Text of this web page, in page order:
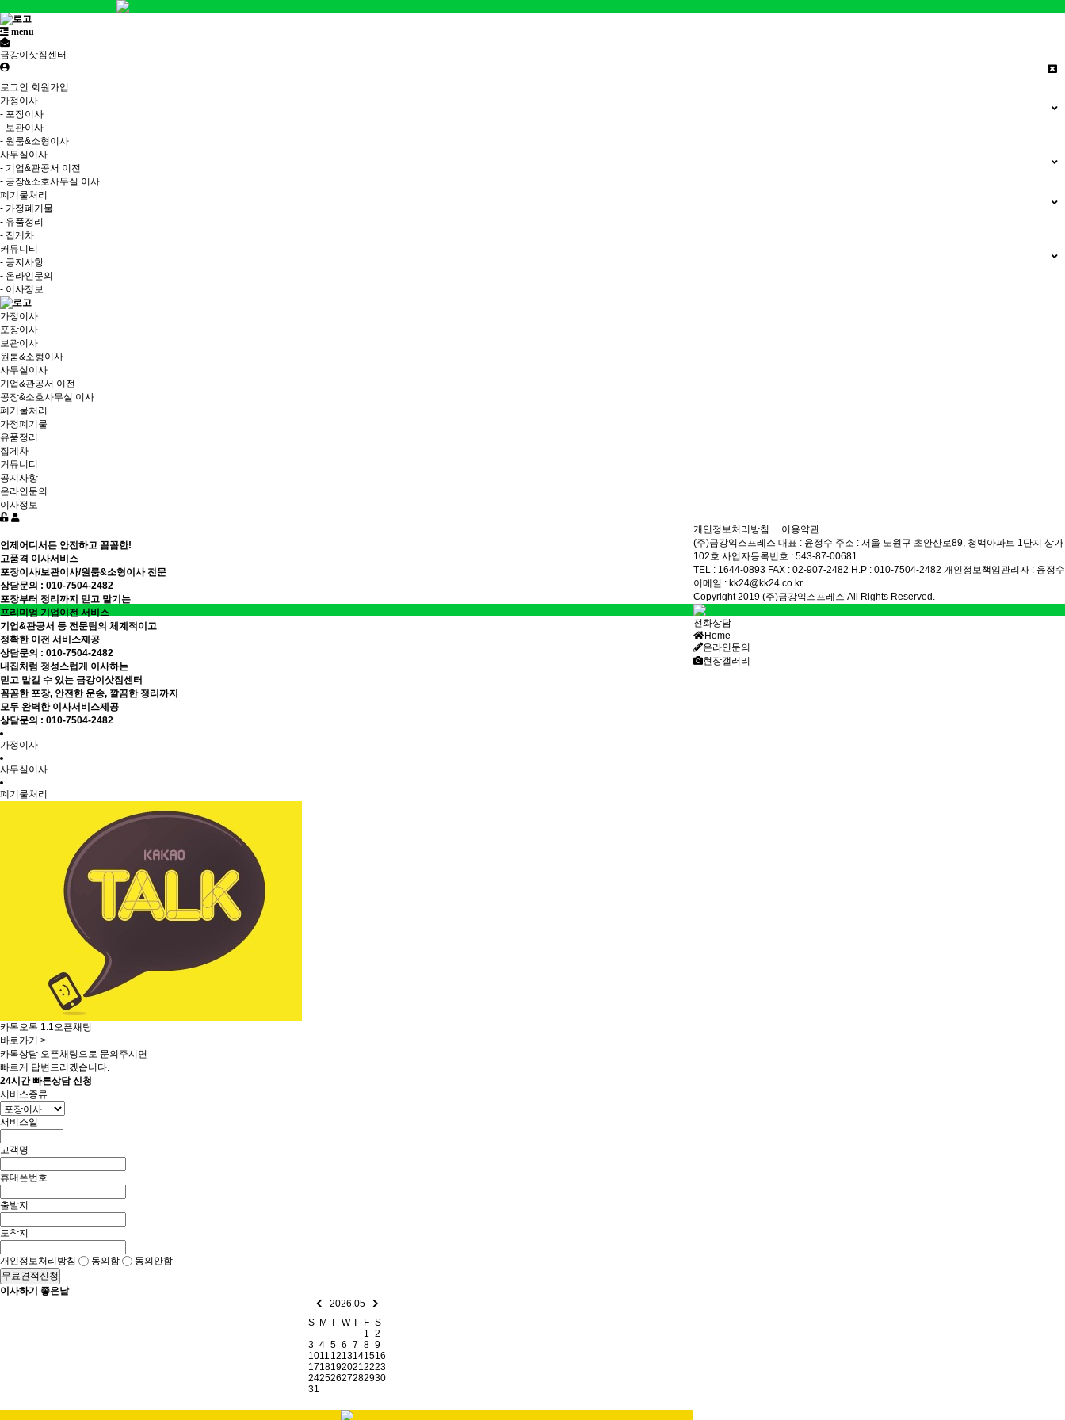
menu
금강이삿짐센터
로그인 회원가입
가정이사
- 포장이사
- 보관이사
- 원룸&소형이사
사무실이사
- 기업&관공서 이전
- 공장&소호사무실 이사
폐기물처리
- 가정폐기물
- 유품정리
- 집게차
커뮤니티
- 공지사항
- 온라인문의
- 이사정보
가정이사
포장이사
보관이사
원룸&소형이사
사무실이사
기업&관공서 이전
공장&소호사무실 이사
폐기물처리
가정폐기물
유품정리
집게차
커뮤니티
공지사항
온라인문의
이사정보
언제어디서든 안전하고 꼼꼼한!
고품격 이사서비스
포장이사/보관이사/원룸&소형이사 전문
상담문의 : 010-7504-2482
포장부터 정리까지 믿고 맡기는
프리미엄 기업이전 서비스
기업&관공서 등 전문팀의 체계적이고
정확한 이전 서비스제공
상담문의 : 010-7504-2482
내집처럼 정성스럽게 이사하는
믿고 맡길 수 있는 금강이삿짐센터
꼼꼼한 포장, 안전한 운송, 깔끔한 정리까지
모두 완벽한 이사서비스제공
상담문의 : 010-7504-2482
가정이사
사무실이사
폐기물처리
카톡오톡 1:1오픈채팅
바로가기 >
카톡상담 오픈채팅으로 문의주시면
빠르게 답변드리겠습니다.
24시간 빠른상담 신청
서비스종류
서비스일
고객명
휴대폰번호
출발지
도착지
개인정보처리방침 동의함
동의안함
무료견적신청
이사하기 좋은날
2026.05
S
M T W T F S
1 2
3 4 5 6 7 8 9
1011 1213141516
17181920212223
24252627282930
31
개인정보처리방침
이용약관
(주)금강익스프레스 대표 : 윤정수 주소 : 서울 노원구 초안산로89, 청백아파트 1단지 상가
102호 사업자등록번호 : 543-87-00681
TEL : 1644-0893 FAX : 02-907-2482 H.P : 010-7504-2482 개인정보책임관리자 : 윤정수
이메일 : kk24@kk24.co.kr
Copyright 2019 (주)금강익스프레스 All Rights Reserved.
전화상담
Home
온라인문의
현장갤러리